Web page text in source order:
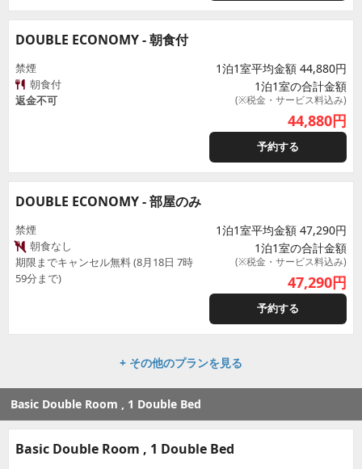
DOUBLE ECONOMY - 朝食付
禁煙
朝食付
返金不可
1泊1室平均金額 44,880円
1泊1室の合計金額
(※税金・サービス料込み)
44,880円
予約する
DOUBLE ECONOMY - 部屋のみ
禁煙
朝食なし
期限までキャンセル無料 (8月18日 7時
59分まで)
1泊1室平均金額 47,290円
1泊1室の合計金額
(※税金・サービス料込み)
47,290円
予約する
+ その他のプランを見る
Basic Double Room , 1 Double Bed
Basic Double Room , 1 Double Bed